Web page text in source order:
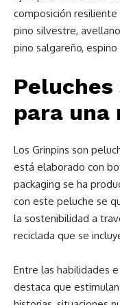
composición
pino silvestre,
pino salgareño,
para una
Los Grinpins son
está elaborado con
packaging se ha
con este peluche se
la sostenibilidad a
reciclada que se
Entre las habilidades
destaca que